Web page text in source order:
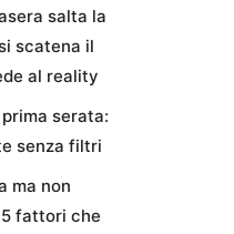
salta la
scatena il
al reality
serata:
senza filtri
ma non
fattori che